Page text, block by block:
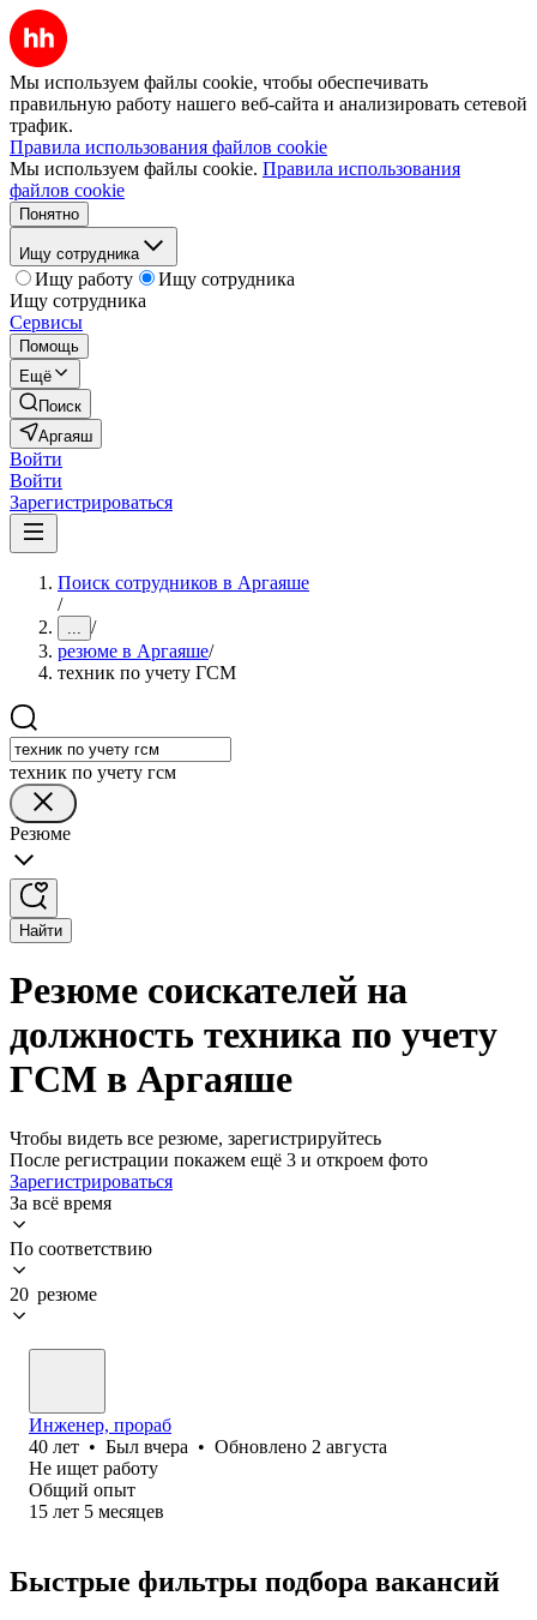
Мы используем файлы cookie, чтобы обеспечивать
правильную работу нашего веб-сайта и анализировать сетевой
трафик.
Правила использования файлов cookie
Мы используем файлы cookie. Правила использования
файлов cookie
Понятно
Ищу сотрудника
Ищу работу
Ищу сотрудника
Ищу сотрудника
Сервисы
Помощь
Ещё
Поиск
Аргаяш
Войти
Войти
Зарегистрироваться
Поиск сотрудников в Аргаяше
/
... /
резюме в Аргаяше/
техник по учету ГСМ
техник по учету гсм
Резюме
Найти
Резюме соискателей на
должность техника по учету
ГСМ в Аргаяше
Чтобы видеть все резюме, зарегистрируйтесь
После регистрации покажем ещё 3 и откроем фото
Зарегистрироваться
За всё время
По соответствию
20 резюме
Инженер, прораб
40 лет • Был вчера • Обновлено 2 августа
Не ищет работу
Общий опыт
15 лет 5 месяцев
Быстрые фильтры подбора вакансий